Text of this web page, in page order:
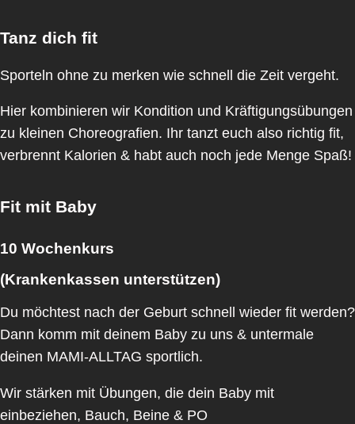
Tanz dich fit
Sporteln ohne zu merken wie schnell die Zeit vergeht.
Hier kombinieren wir Kondition und Kräftigungsübungen
zu kleinen Choreografien. Ihr tanzt euch also richtig fit,
verbrennt Kalorien & habt auch noch jede Menge Spaß!
Fit mit Baby
10 Wochenkurs
(Krankenkassen unterstützen)
Du möchtest nach der Geburt schnell wieder fit werden?
Dann komm mit deinem Baby zu uns & untermale
deinen MAMI-ALLTAG sportlich.
Wir stärken mit Übungen, die dein Baby mit
einbeziehen, Bauch, Beine & PO